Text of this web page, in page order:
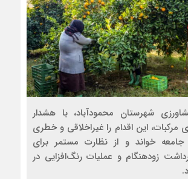
شهرستان محمودآباد، با هشدار
مرکبات، این اقدام را غیراخلاقی و خطری
خواند و از نظارت مستمر برای
زودهنگام و عملیات رنگ‌افزایی در